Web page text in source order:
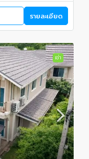
รายละเอียด
เช่า